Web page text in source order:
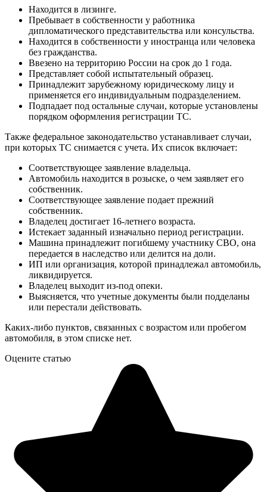
Находится в лизинге.
Пребывает в собственности у работника
дипломатического представительства или консульства.
Находится в собственности у иностранца или человека
без гражданства.
Ввезено на территорию России на срок до 1 года.
Представляет собой испытательный образец.
Принадлежит зарубежному юридическому лицу и
применяется его индивидуальным подразделением.
Подпадает под остальные случаи, которые установлены
порядком оформления регистрации ТС.
Также федеральное законодательство устанавливает случаи,
при которых ТС снимается с учета. Их список включает:
Соответствующее заявление владельца.
Автомобиль находится в розыске, о чем заявляет его
собственник.
Соответствующее заявление подает прежний
собственник.
Владелец достигает 16-летнего возраста.
Истекает заданный изначально период регистрации.
Машина принадлежит погибшему участнику СВО, она
передается в наследство или делится на доли.
ИП или организация, которой принадлежал автомобиль,
ликвидируется.
Владелец выходит из-под опеки.
Выясняется, что учетные документы были подделаны
или перестали действовать.
Каких-либо пунктов, связанных с возрастом или пробегом
автомобиля, в этом списке нет.
Оцените статью